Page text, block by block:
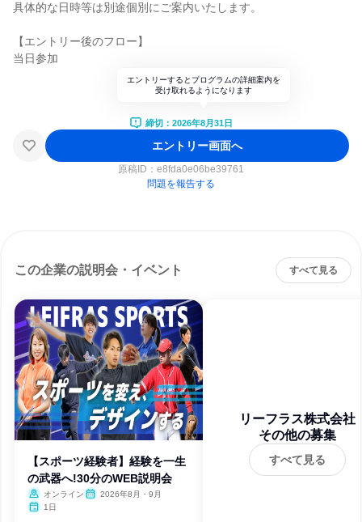
具体的な日時等は別途個別にご案内いたします。
【エントリー後のフロー】
当日参加
エントリーするとプログラムの詳細案内を
受け取れるようになります
締切：2026年8月31日
エントリー画面へ
原稿ID： e8fda0e06be39761
問題を報告する
この企業の説明会・イベント すべて見る
【スポーツ経験者】経験を一生
の武器へ!30分のWEB説明会
オンライン
2026年8月・9月
1日
リーフラス株式会社
その他の募集
すべて見る